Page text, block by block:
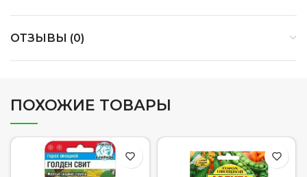
ОТЗЫВЫ (0)
ПОХОЖИЕ ТОВАРЫ